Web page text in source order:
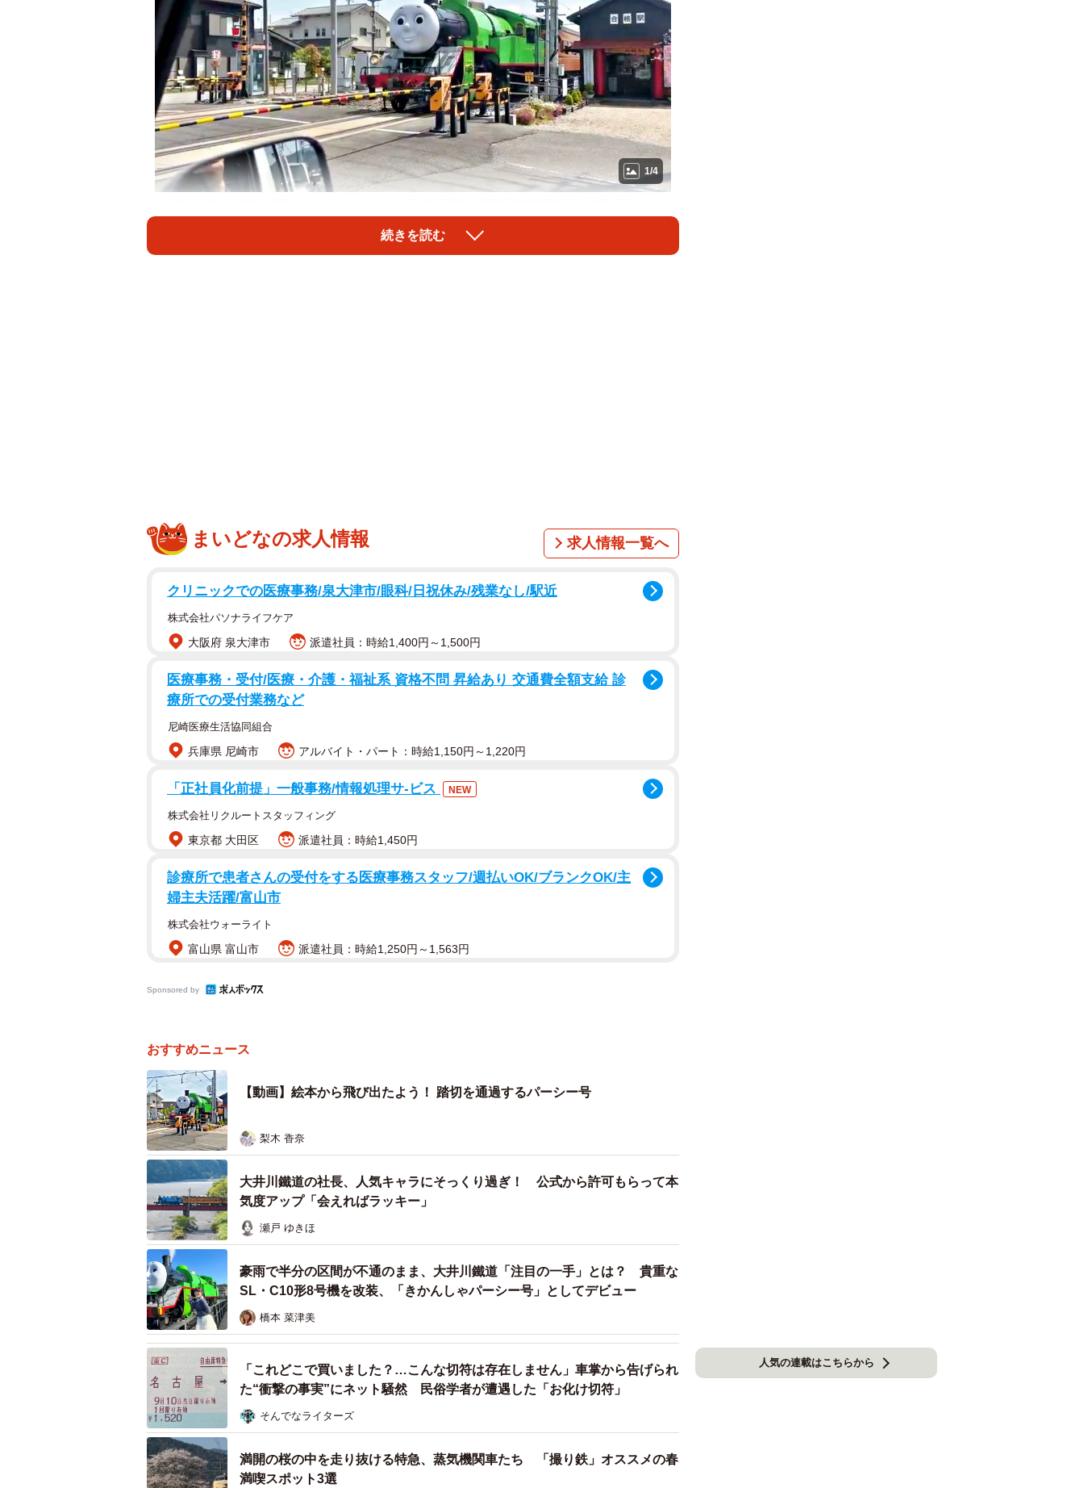
1/4
遮断機の向こうを、蒸気の音を響かせながら進んでいくパーシー号。車内から撮影された目
線だからこそ、道路のすぐそばを通過していく近さも伝わってきます。投稿は190万回以上
投稿したのは、静岡県島田市・旧金谷町で江戸時代から300年続く老舗茶農家「佐京園」の
13代目、佐京裕一郎さん（@MarusaSakyoen）。お茶の製造販売のほか、1日1組限定の一
か。
踏切待ちで現れたダイナミックな「パーシー号」
踏切を通過する大井川鉄道のきかんしゃパーシー号（動画提供：茶農家佐京園13代目 佐京裕一郎さん）
撮影時、佐京さんは車で、静岡県島田市竹下の大井川鉄道大井川本線・合格駅近くにある踏
切を、東に向かって渡ろうとしていました。踏切待ちで停車していると、そこへパーシー号
が走ってきたといいます。
「金谷に住んでいる者としては、普段の光景で、トーマス好きさんに届けばいいなと気軽に
思っていましたが、こんなに反響があるとは。『ポケットモンスター』の主人公サトシの声
優・松本梨香さんがリポストしてくださっていたので、びっくりしました」
佐京さん自身も、これまでにトーマス号、バーティー、トビーには乗ったことがあるそうで
す。パーシー号の乗車経験はまだないものの、車内での時間は印象に残っているといいま
す。
「中ではトーマス達が楽しく会話をしてくれて、バスのバーティーも並走してくれて楽しか
ったです。トーマスやパーシーを見るのはわりと日常です」
見学しやすい沿線だからこそ必要な配慮
続きを読む
まいどなの求人情報 求人情報一覧へ
クリニックでの医療事務/泉大津市/眼科/日祝休み/残業なし/駅近
株式会社パソナライフケア
大阪府 泉大津市 派遣社員：時給1,400円～1,500円
医療事務・受付/医療・介護・福祉系 資格不問 昇給あり 交通費全額支給 診
療所での受付業務など
尼崎医療生活協同組合
兵庫県 尼崎市 アルバイト・パート：時給1,150円～1,220円
「正社員化前提」一般事務/情報処理サ-ビス NEW
株式会社リクルートスタッフィング
東京都 大田区 派遣社員：時給1,450円
診療所で患者さんの受付をする医療事務スタッフ/週払いOK/ブランクOK/主
婦主夫活躍/富山市
株式会社ウォーライト
富山県 富山市 派遣社員：時給1,250円～1,563円
Sponsored by
おすすめニュース
【動画】絵本から飛び出たよう！ 踏切を通過するパーシー号
梨木 香奈
大井川鐵道の社長、人気キャラにそっくり過ぎ！ 公式から許可もらって本
気度アップ「会えればラッキー」
瀬戸 ゆきほ
豪雨で半分の区間が不通のまま、大井川鐵道「注目の一手」とは？ 貴重な
SL・C10形8号機を改装、「きかんしゃパーシー号」としてデビュー
橋本 菜津美
「これどこで買いました？…こんな切符は存在しません」車掌から告げられ
た“衝撃の事実”にネット騒然 民俗学者が遭遇した「お化け切符」
そんでなライターズ
満開の桜の中を走り抜ける特急、蒸気機関車たち 「撮り鉄」オススメの春
満喫スポット3選
人気の連載はこちらから